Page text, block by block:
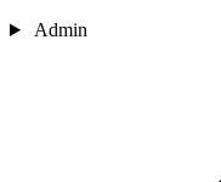
Admin